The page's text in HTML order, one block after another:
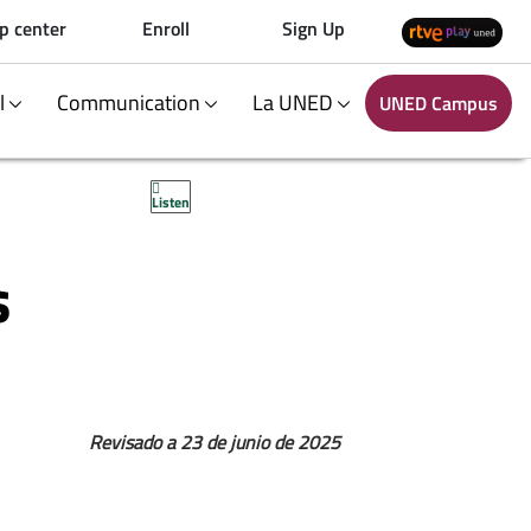
center Enroll Sign Up
Communication La UNED UNED Campus
Listen
Revisado a 23 de junio de 2025